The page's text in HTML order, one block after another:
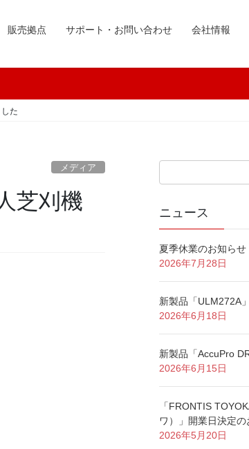
販売拠点 サポート・お問い合わせ 会社情報
た
メディア
芝刈機
ニュース
夏季休業のお知らせ
2026年7月28日
新製品「ULM272A
2026年6月18日
新製品「AccuPro
2026年6月15日
「FRONTIS
ワ）」開業日決定
2026年5月20日